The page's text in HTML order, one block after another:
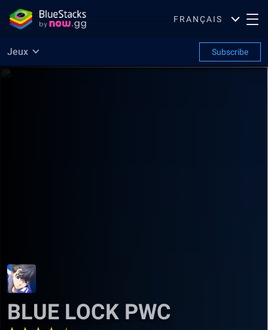
FRANÇAIS
Jeux Subscribe
BLUE LOCK PWC